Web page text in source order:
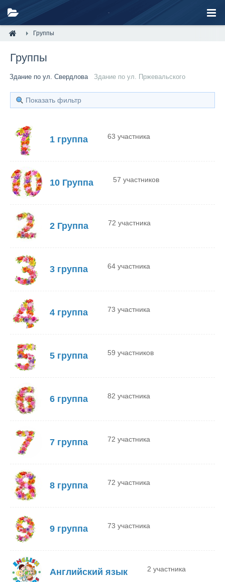
Группы
Группы
Здание по ул. Свердлова Здание по ул. Пржевальского
Показать фильтр
1 группа 63 участника
10 Группа 57 участников
2 Группа 72 участника
3 группа 64 участника
4 группа 73 участника
5 группа 59 участников
6 группа 82 участника
7 группа 72 участника
8 группа 72 участника
9 группа 73 участника
Английский язык 2 участника